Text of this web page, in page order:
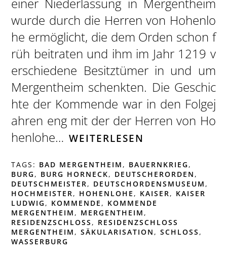
wurde durch die Herren von Hohenlo
he ermöglicht, die dem Orden schon f
rüh beitraten und ihm im Jahr 1219 v
erschiedene Besitztümer in und um
Mergentheim schenkten. Die Geschic
hte der Kommende war in den Folgej
ahren eng mit der der Herren von Ho
henlohe… WEITERLESEN
TAGS: BAD MERGENTHEIM , BAUERNKRIEG ,
BURG , BURG HORNECK, DEUTSCHERORDEN ,
DEUTSCHMEISTER , DEUTSCHORDENSMUSEUM ,
HOCHMEISTER , HOHENLOHE , KAISER , KAISER
LUDWIG , KOMMENDE , KOMMENDE
MERGENTHEIM , MERGENTHEIM ,
RESIDENZSCHLOSS , RESIDENZSCHLOSS
MERGENTHEIM ,SÄKULARISATION ,SCHLOSS ,
WASSERBURG